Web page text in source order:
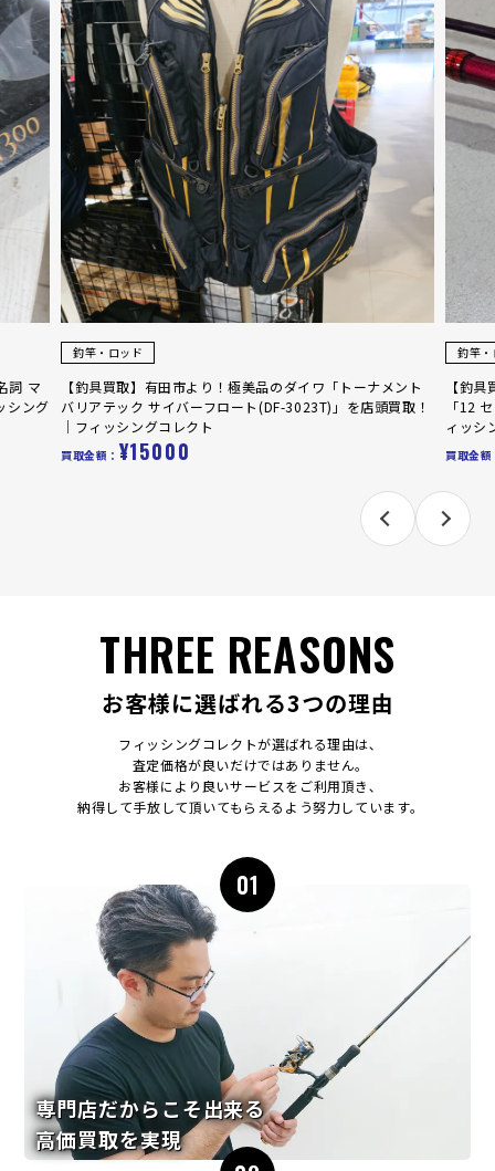
詞 マ
シング
釣竿・ロッド
【釣具買取】有田市より！極美品のダイワ「トーナメント
バリアテック サイバーフロート(DF-3023T)」を店頭買取！
｜フィッシングコレクト
買取金額： ¥15000
釣竿
【釣
「12
ィッシ
買取金額
THREE REASONS
お客様に選ばれる3つの理由
フィッシングコレクトが選ばれる理由は､
査定価格が良いだけではありません｡
お客様により良いサービスをご利用頂き､
納得して手放して頂いてもらえるよう努力しています｡
01
専門店だからこそ出来る
高価買取を実現